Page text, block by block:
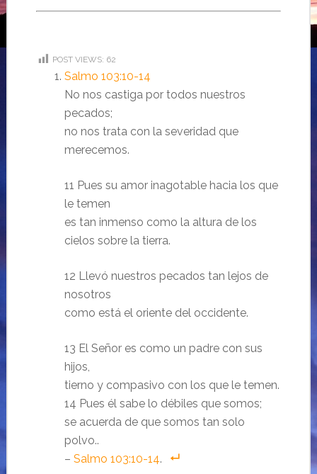
POST VIEWS: 62
Salmo 103:10-14
No nos castiga por todos nuestros
pecados;
no nos trata con la severidad que
merecemos.
11 Pues su amor inagotable hacia los que
le temen
es tan inmenso como la altura de los
cielos sobre la tierra.
12 Llevó nuestros pecados tan lejos de
nosotros
como está el oriente del occidente.
13 El Señor es como un padre con sus
hijos,
tierno y compasivo con los que le temen.
14 Pues él sabe lo débiles que somos;
se acuerda de que somos tan solo
polvo..
– Salmo 103:10-14.